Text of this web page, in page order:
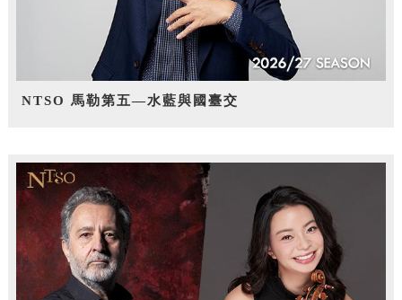
NTSO 馬勒第五—水藍與國臺交